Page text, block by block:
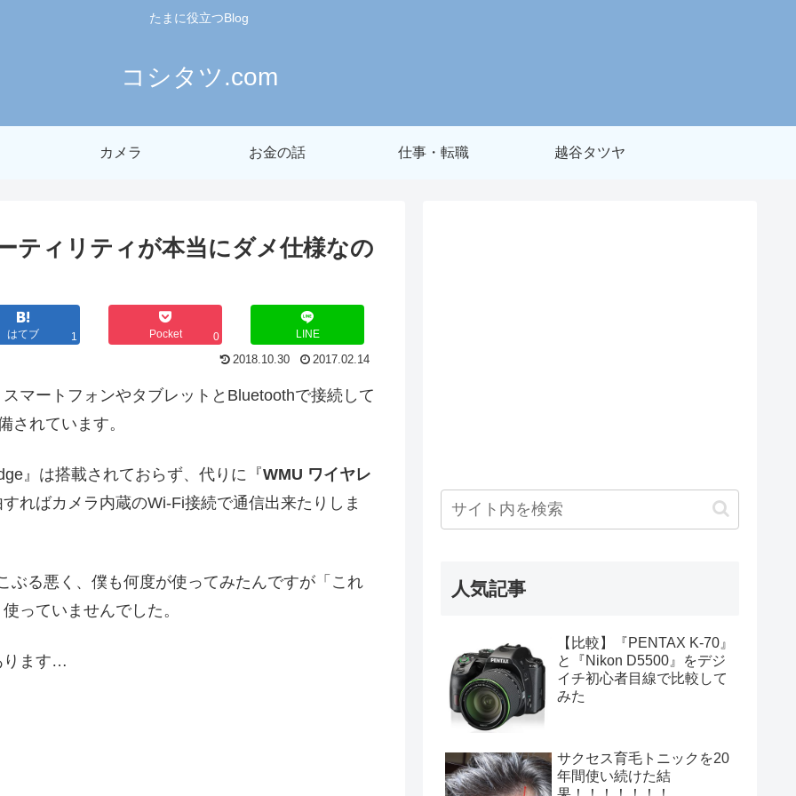
たまに役立つBlog
コシタツ.com
カメラ お金の話 仕事・転職 越谷タツヤ
ィリティが本当にダメ仕様なの
はてブ 1 Pocket 0 LINE
2018.10.30 2017.02.14
マートフォンやタブレットとBluetoothで接続して
されています。
』は搭載されておらず、代りに『WMU ワイヤレ
ればカメラ内蔵のWi-Fi接続で通信出来たりしま
ぶる悪く、僕も何度が使ってみたんですが「これ
っていませんでした。
ります…
人気記事
【比較】『PENTAX K-70』
と『Nikon D5500』をデジ
イチ初心者目線で比較して
みた
サクセス育毛トニックを20
年間使い続けた結